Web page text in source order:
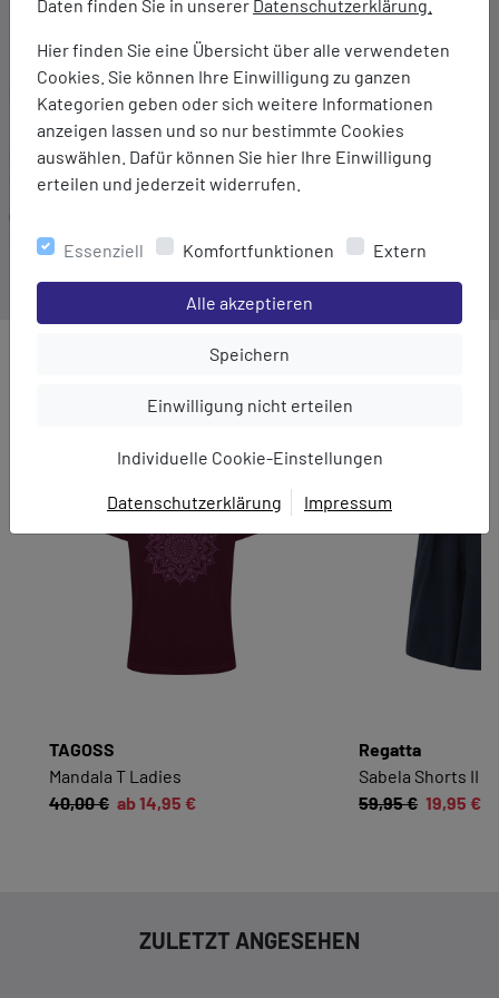
Daten finden Sie in unserer Datenschutzerklärung.
Hier finden Sie eine Übersicht über alle verwendeten
Cookies. Sie können Ihre Einwilligung zu ganzen
Kategorien geben oder sich weitere Informationen
anzeigen lassen und so nur bestimmte Cookies
auswählen. Dafür können Sie hier Ihre Einwilligung
erteilen und jederzeit widerrufen.
Essenziell Komfortfunktionen Extern
Einstellungen speichern für die Gruppe
Alle akzeptieren
Einstellungen speichern für die
Speichern
Einstellungen speichern für die Gruppe
Einwilligung nicht erteilen
Individuelle Cookie-Einstellungen
Datenschutzerklärung Impressum
EINWILLIGUNG ZUR
DATENVERARBEITUNG
Hier finden Sie eine Übersicht über alle verwendeten
Cookies. Sie können Ihre Zustimmung zu ganzen
Kategorien geben oder sich weitere Informationen
anzeigen lassen und so nur bestimmte Cookies
Alle akzeptieren
Funktionen und sind für die einwandfreie
Bindegürtel in der Taille
Zwei Seitentaschen
Material:
90% Baumwolle/10% Leinen
184 g
MEHR AUS DER KATEGORIE
TAGOSS
Mandala T Ladies
40,00 € ab 14,95 €
Regatta
Sabela Shorts II
59,95 € 19,95 €
ZULETZT ANGESEHEN